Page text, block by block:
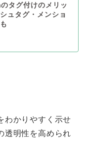
タグ付けのメリッ
ュタグ・メンショ
わかりやすく示せ
透明性を高められ